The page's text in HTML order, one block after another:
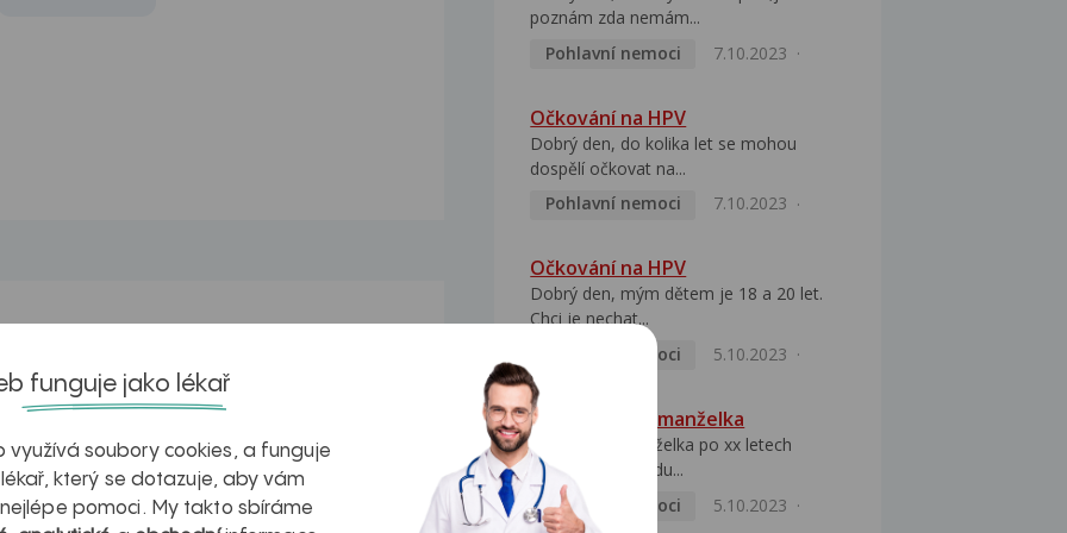
Dobrý den udělala jsem mi na vnitřní
straně svědivá...
Svědivá vyrážka
poznám zda nemám...
Pohlavní nemoci
7.10.2023
Očkování na HPV
Dobrý den, do kolika let se mohou
dospělí očkovat na...
Pohlavní nemoci
7.10.2023
Očkování na HPV
Dobrý den, mým dětem je 18 a 20 let.
Chci je nechat...
Pohlavní nemoci
5.10.2023
HPV pozitivní manželka
Dobrý den, manželka po xx letech
přivezla z Východu...
Pohlavní nemoci
5.10.2023
funguje jako lékař
využívá soubory cookies, a funguje
který se dotazuje, aby vám
pomoci. My takto sbíráme